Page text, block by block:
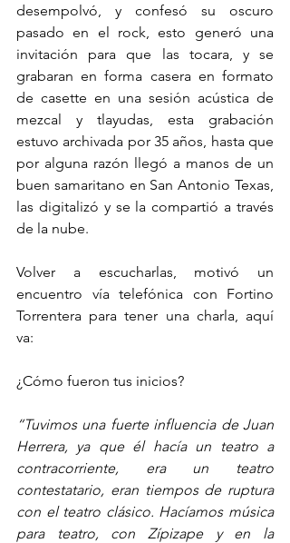
desempolvó, y confesó su oscuro
pasado en el rock, esto generó una
invitación para que las tocara, y se
grabaran en forma casera en formato
de casette en una sesión acústica de
mezcal y tlayudas, esta grabación
estuvo archivada por 35 años, hasta que
por alguna razón llegó a manos de un
buen samaritano en San Antonio Texas,
las digitalizó y se la compartió a través
de la nube.
Volver a escucharlas, motivó un
encuentro vía telefónica con Fortino
Torrentera para tener una charla, aquí
va:
¿Cómo fueron tus inicios?
“Tuvimos una fuerte influencia de Juan
Herrera, ya que él hacía un teatro a
contracorriente, era un teatro
contestatario, eran tiempos de ruptura
con el teatro clásico. Hacíamos música
para teatro, con Zípizape y en la